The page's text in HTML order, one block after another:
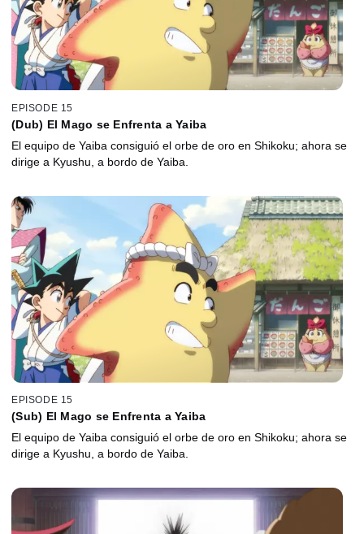
EPISODE 15
(Dub) El Mago se Enfrenta a Yaiba
El equipo de Yaiba consiguió el orbe de oro en Shikoku; ahora se
dirige a Kyushu, a bordo de Yaiba.
EPISODE 15
(Sub) El Mago se Enfrenta a Yaiba
El equipo de Yaiba consiguió el orbe de oro en Shikoku; ahora se
dirige a Kyushu, a bordo de Yaiba.